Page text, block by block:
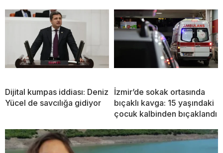
Dijital kumpas iddiası: Deniz
Yücel de savcılığa gidiyor
İzmir’de sokak ortasında
bıçaklı kavga: 15 yaşındaki
çocuk kalbinden bıçaklandı